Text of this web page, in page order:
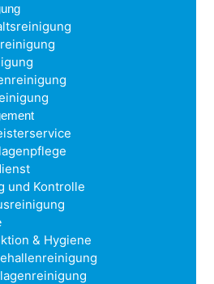
und Kontrolle
& Hygiene